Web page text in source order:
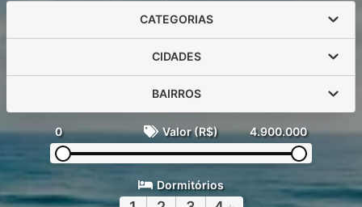
CATEGORIAS
CIDADES
BAIRROS
0 Valor (R$) 4.900.000
Dormitórios